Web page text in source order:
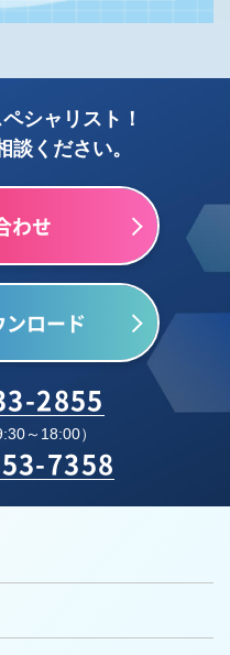
シャリスト！
談ください。
わせ
ロード
2855
～18:00）
7358